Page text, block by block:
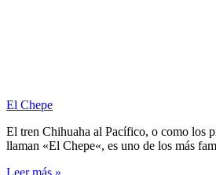
El Chepe
El tren Chihuaha al Pacífico, o como los
llaman «El Chepe«, es uno de los más